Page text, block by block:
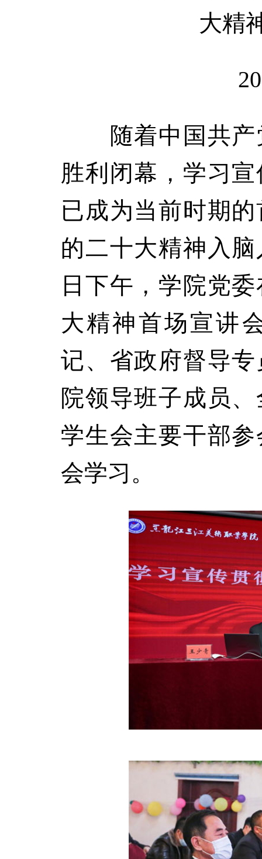
大精
随着中国共产
胜利闭幕，学习
已成为当前时期
的二十大精神入
日下午，学院党
大精神首场宣讲
记、省政府督导
院领导班子成员
学生会主要干部
会学习。